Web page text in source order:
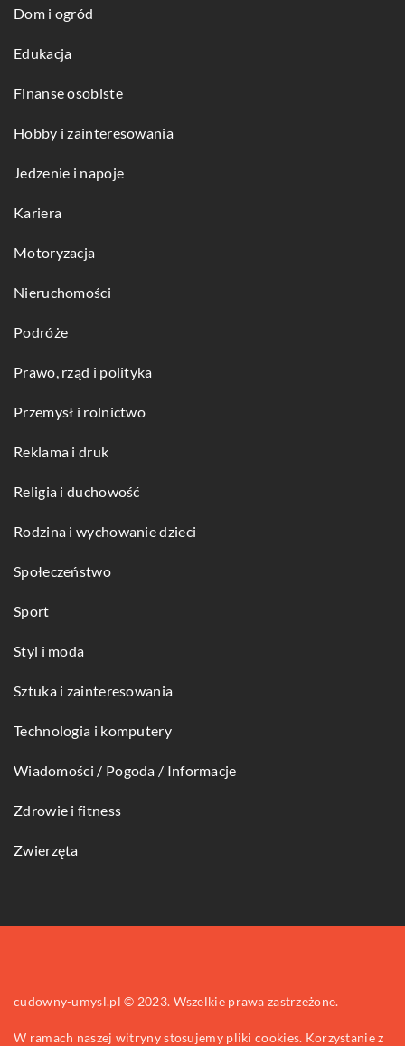
Dom i ogród
Edukacja
Finanse osobiste
Hobby i zainteresowania
Jedzenie i napoje
Kariera
Motoryzacja
Nieruchomości
Podróże
Prawo, rząd i polityka
Przemysł i rolnictwo
Reklama i druk
Religia i duchowość
Rodzina i wychowanie dzieci
Społeczeństwo
Sport
Styl i moda
Sztuka i zainteresowania
Technologia i komputery
Wiadomości / Pogoda / Informacje
Zdrowie i fitness
Zwierzęta
cudowny-umysl.pl © 2023. Wszelkie prawa zastrzeżone.
W ramach naszej witryny stosujemy pliki cookies. Korzystanie z